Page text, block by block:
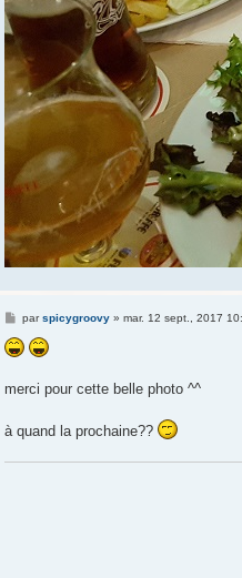
M
s
s
e
parspicygroovy» mar. 12 sept., 2017
merci pour cette belle photo ^^
à quand la prochaine??